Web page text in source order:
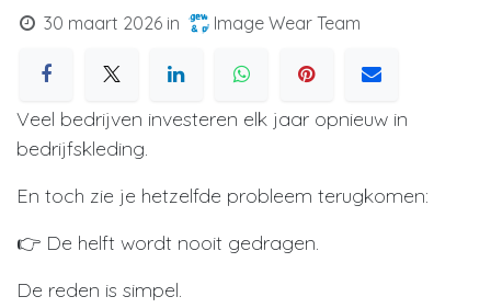
30 maart 2026 in Image Wear Team
Veel bedrijven investeren elk jaar opnieuw in
bedrijfskleding.
En toch zie je hetzelfde probleem terugkomen:
👉 De helft wordt nooit gedragen.
De reden is simpel.